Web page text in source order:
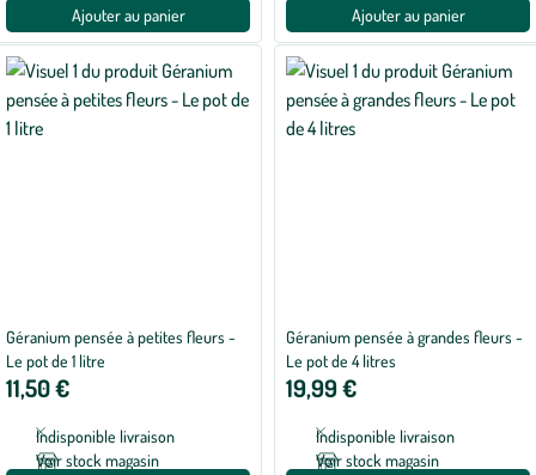
Ajouter au panier
Ajouter au panier
Géranium pensée à petites fleurs -
Le pot de 1 litre
11,50 €
Indisponible livraison
Voir stock magasin
Géranium pensée à grandes fleurs -
Le pot de 4 litres
19,99 €
Indisponible livraison
Voir stock magasin